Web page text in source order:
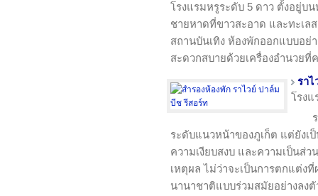
โรงแรมหรูระดับ 5 ดาว ตั้งอยู่บ
ชายหาดที่ขาวสะอาด และทะเล
สถานบันเทิง ห้องพักออกแบบอย่
สะดวกสบายด้วยเครื่องอำนวยที่
ราไ
โรง
ระดับแนวหน้าของภูเก็ต แต่ยังเ
ความเงียบสงบ และความเป็นส่
เหตุผล ไม่ว่าจะเป็นการตกแต่ง
นานาชาติแบบร่วมสมัยอย่างลงตั